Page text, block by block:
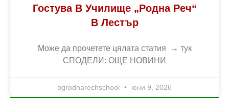
Гостува В Училище „Родна Реч“
В Лестър
Може да прочетете цялата статия → тук
СПОДЕЛИ: ОЩЕ НОВИНИ
bgrodnarechschool юни 9, 2026